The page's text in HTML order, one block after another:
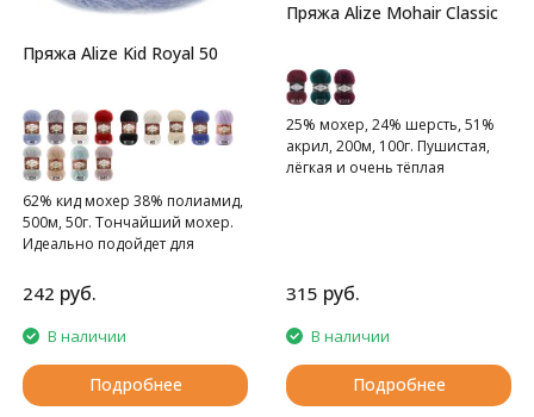
Пряжа Alize Kid Royal 50
62% кид мохер 38% полиамид,
500м, 50г. Тончайший мохер.
Идеально подойдет для
242 руб.
В наличии
Подробнее
Пряжа Alize Mohair Classic
25% мохер, 24% шерсть, 51%
акрил, 200м, 100г. Пушистая,
лёгкая и очень тёплая
315 руб.
В наличии
Подробнее